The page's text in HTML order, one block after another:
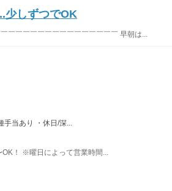
少しずつでOK
￣￣￣￣￣￣￣￣￣￣￣￣￣￣￣ 早朝は...
手当あり ・休日/深...
！ ※曜日によって営業時間...